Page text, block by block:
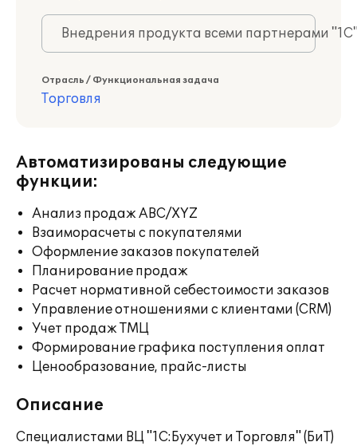
Внедрения продукта всеми партнерами
Отрасль / Функциональная задача
Торговля
Автоматизированы следующие
функции:
Анализ продаж ABC/XYZ
Взаиморасчеты с покупателями
Оформление заказов покупателей
Планирование продаж
Расчет нормативной себестоимости заказов
Управление отношениями с клиентами (CRM)
Учет продаж ТМЦ
Формирование графика поступления оплат
Ценообразование, прайс-листы
Описание
Специалистами ВЦ "1С:Бухучет и Торговля" (БиТ)